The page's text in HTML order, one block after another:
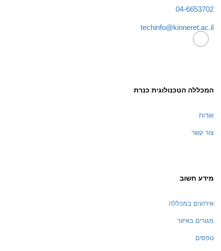
04-6653702
techinfo@kinneret.ac.il
המכללה הטכנולוגית כנרת
אודות
צור קשר
מידע חשוב
אירועים במכללה
מגורים באיזור
טפסים